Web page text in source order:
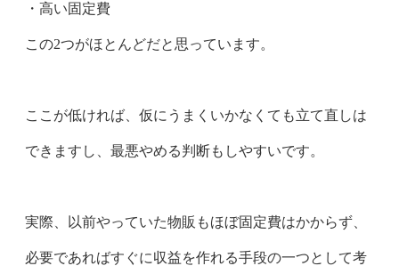
・高い固定費
この2つがほとんどだと思っています。
ここが低ければ、仮にうまくいかなくても立て直しは
できますし、最悪やめる判断もしやすいです。
実際、以前やっていた物販もほぼ固定費はかからず、
必要であればすぐに収益を作れる手段の一つとして考